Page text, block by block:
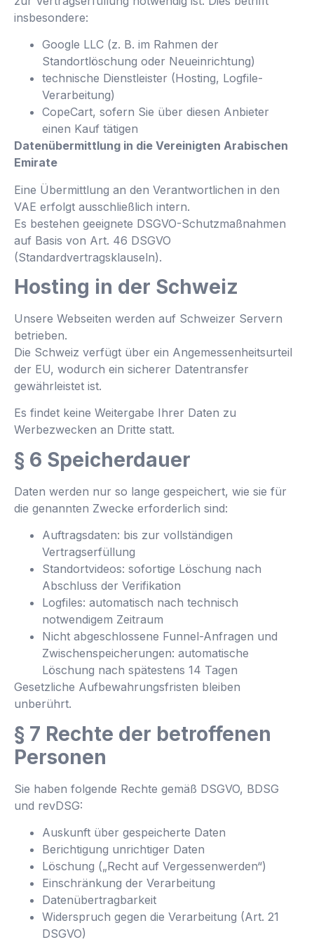
insbesondere:
Google LLC (z. B. im Rahmen der
Standortlöschung oder Neueinrichtung)
technische Dienstleister (Hosting, Logfile-
Verarbeitung)
CopeCart, sofern Sie über diesen Anbieter
einen Kauf tätigen
Datenübermittlung in die Vereinigten Arabischen
Emirate
Eine Übermittlung an den Verantwortlichen in den
VAE erfolgt ausschließlich intern.
Es bestehen geeignete DSGVO-Schutzmaßnahmen
auf Basis von Art. 46 DSGVO
(Standardvertragsklauseln).
Hosting in der Schweiz
Unsere Webseiten werden auf Schweizer Servern
betrieben.
Die Schweiz verfügt über ein Angemessenheitsurteil
der EU, wodurch ein sicherer Datentransfer
gewährleistet ist.
Es findet keine Weitergabe Ihrer Daten zu
Werbezwecken an Dritte statt.
§ 6 Speicherdauer
Daten werden nur so lange gespeichert, wie sie für
die genannten Zwecke erforderlich sind:
Auftragsdaten: bis zur vollständigen
Vertragserfüllung
Standortvideos: sofortige Löschung nach
Abschluss der Verifikation
Logfiles: automatisch nach technisch
notwendigem Zeitraum
Nicht abgeschlossene Funnel-Anfragen und
Zwischenspeicherungen: automatische
Löschung nach spätestens 14 Tagen
Gesetzliche Aufbewahrungsfristen bleiben
unberührt.
§ 7 Rechte der betroffenen
Personen
Sie haben folgende Rechte gemäß DSGVO, BDSG
und revDSG:
Auskunft über gespeicherte Daten
Berichtigung unrichtiger Daten
Löschung („Recht auf Vergessenwerden“)
Einschränkung der Verarbeitung
Datenübertragbarkeit
Widerspruch gegen die Verarbeitung (Art. 21
DSGVO)